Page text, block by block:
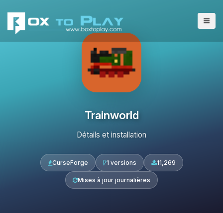
Trainworld
Détails et installation
CurseForge 1 versions 11,269
Mises à jour journalières